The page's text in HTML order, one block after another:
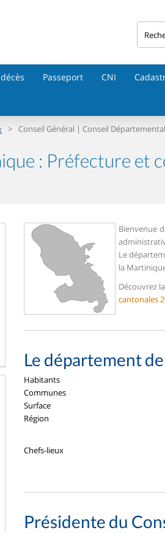
Passeport CNI
> Conseil Général | Conseil
: Préfecture et
Bienvenue
Le
la
Découvrez
cantonales
Le département
Habitants
Communes
Surface
Région
Chefs-lieux
Présidente du